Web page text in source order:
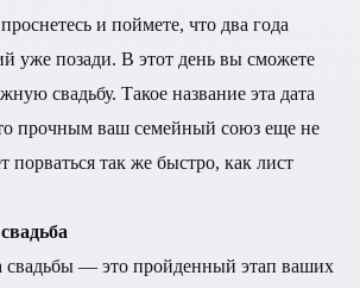
и поймете, что два года
уже позади. В этот день вы сможете
свадьбу. Такое название эта дата
прочным ваш семейный союз еще не
порваться так же быстро, как лист
свадьбы — это пройденный этап ваших